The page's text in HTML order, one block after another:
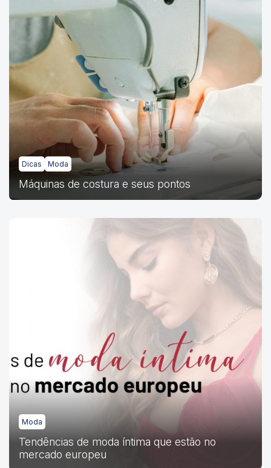
Dicas Moda
Máquinas de costura e seus pontos
Moda
Tendências de moda íntima que estão no
mercado europeu